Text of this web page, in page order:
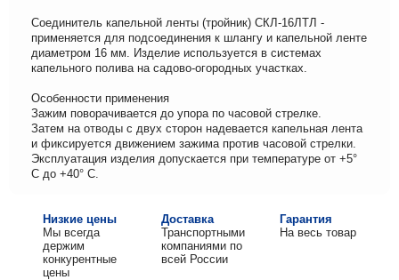
Соединитель капельной ленты (тройник) СКЛ-16ЛТЛ -
применяется для подсоединения к шлангу и капельной ленте
диаметром 16 мм. Изделие используется в системах
капельного полива на садово-огородных участках.
Особенности применения
Зажим поворачивается до упора по часовой стрелке.
Затем на отводы с двух сторон надевается капельная лента
и фиксируется движением зажима против часовой стрелки.
Эксплуатация изделия допускается при температуре от +5°
С до +40° С.
Низкие цены
Мы всегда
держим
конкурентные
цены
Доставка
Транспортными
компаниями по
всей России
Гарантия
На весь товар